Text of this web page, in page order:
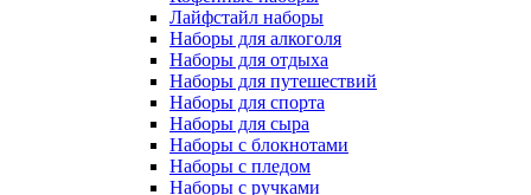
Лайфстайл наборы
Наборы для алкоголя
Наборы для отдыха
Наборы для путешествий
Наборы для спорта
Наборы для сыра
Наборы с блокнотами
Наборы с пледом
Наборы с ручками